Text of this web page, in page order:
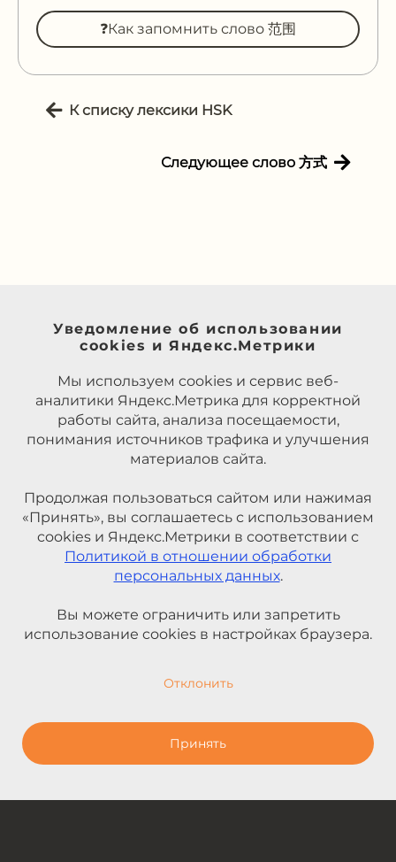
❓Как запомнить слово 范围
К списку лексики HSK
Следующее слово 方式
Уведомление об использовании
cookies и Яндекс.Метрики
Мы используем cookies и сервис веб-
аналитики Яндекс.Метрика для корректной
работы сайта, анализа посещаемости,
понимания источников трафика и улучшения
материалов сайта.
Продолжая пользоваться сайтом или нажимая
«Принять», вы соглашаетесь с использованием
cookies и Яндекс.Метрики в соответствии с
Политикой в отношении обработки
персональных данных.
Вы можете ограничить или запретить
использование cookies в настройках браузера.
Отклонить
Принять